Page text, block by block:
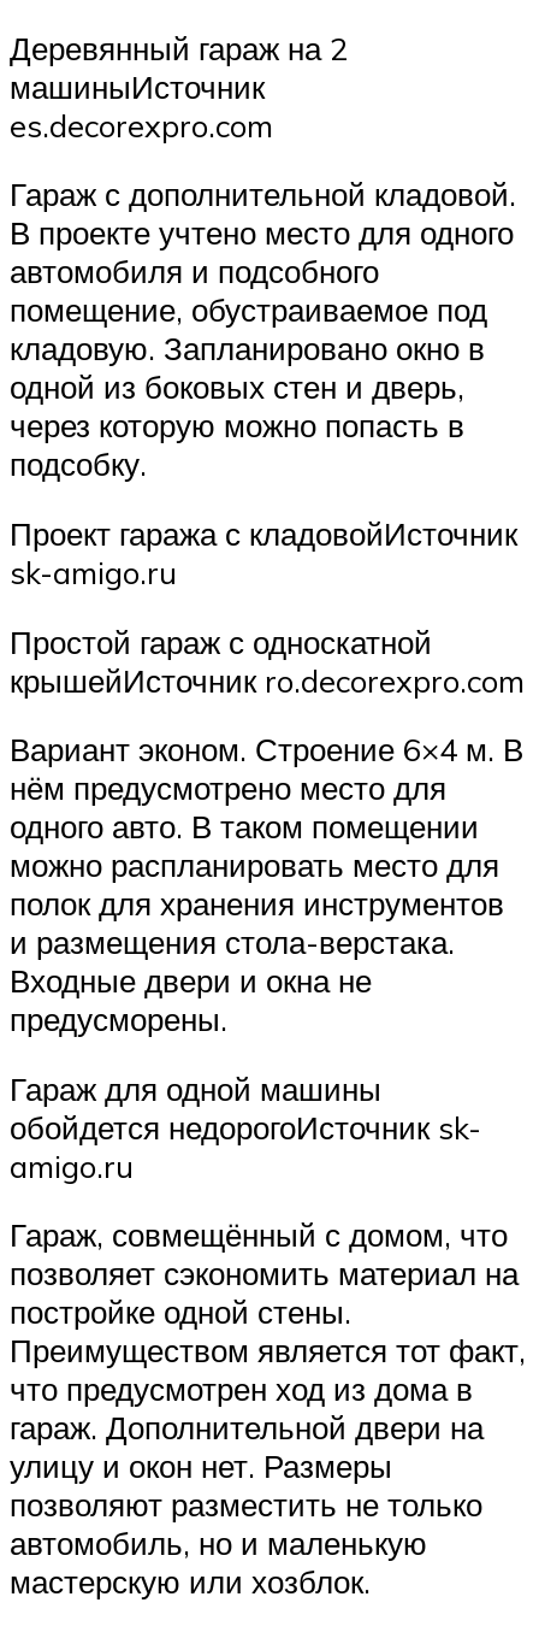
Деревянный гараж на 2
машиныИсточник
es.decorexpro.com
Гараж с дополнительной кладовой.
В проекте учтено место для одного
автомобиля и подсобного
помещение, обустраиваемое под
кладовую. Запланировано окно в
одной из боковых стен и дверь,
через которую можно попасть в
подсобку.
Проект гаража с кладовойИсточник
sk-amigo.ru
Простой гараж с односкатной
крышейИсточник ro.decorexpro.com
Вариант эконом. Строение 6×4 м. В
нём предусмотрено место для
одного авто. В таком помещении
можно распланировать место для
полок для хранения инструментов
и размещения стола-верстака.
Входные двери и окна не
предусморены.
Гараж для одной машины
обойдется недорогоИсточник sk-
amigo.ru
Гараж, совмещённый с домом, что
позволяет сэкономить материал на
постройке одной стены.
Преимуществом является тот факт,
что предусмотрен ход из дома в
гараж. Дополнительной двери на
улицу и окон нет. Размеры
позволяют разместить не только
автомобиль, но и маленькую
мастерскую или хозблок.